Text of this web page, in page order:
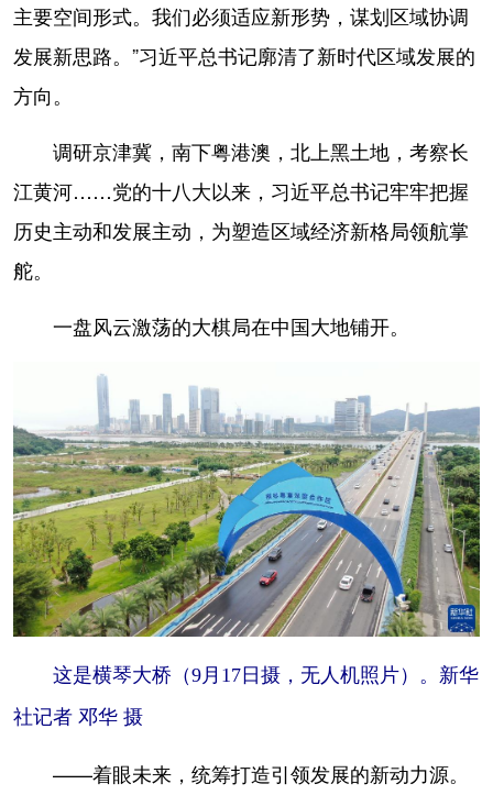
主要空间形式。我们必须适应新形势，谋划区域协调
发展新思路。”习近平总书记廓清了新时代区域发展的
方向。
调研京津冀，南下粤港澳，北上黑土地，考察长
江黄河……党的十八大以来，习近平总书记牢牢把握
历史主动和发展主动，为塑造区域经济新格局领航掌
舵。
一盘风云激荡的大棋局在中国大地铺开。
这是横琴大桥（9月17日摄，无人机照片）。新华
社记者 邓华 摄
——着眼未来，统筹打造引领发展的新动力源。